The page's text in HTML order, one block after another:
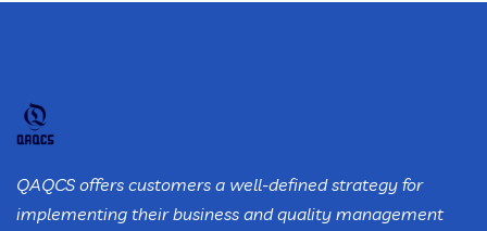
QAQCS offers customers a well-defined strategy for
implementing their business and quality management